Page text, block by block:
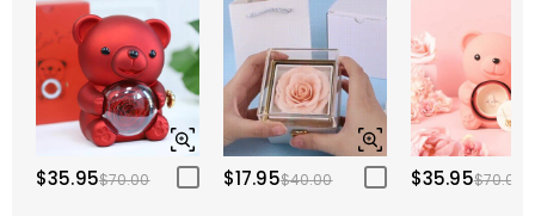
$35.95$70.00 $17.95$40.00 $35.95$70.00